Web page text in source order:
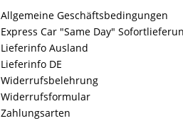
Allgemeine Geschäftsbedingungen
Express Car "Same Day"
Lieferinfo Ausland
Lieferinfo DE
Widerrufsbelehrung
Widerrufsformular
Zahlungsarten